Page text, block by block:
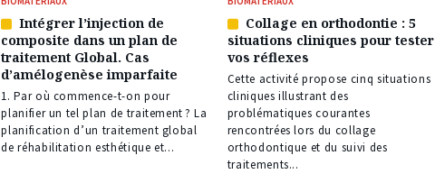
Article
réservé
à
nos
abonnés
Intégrer l’injection de
composite dans un plan de
traitement Global. Cas
d’amélogenèse imparfaite
1. Par où commence-t-on pour
planifier un tel plan de traitement ? La
planification d’un traitement global
de réhabilitation esthétique et...
Article
réservé
à
nos
abonnés
Collage en orthodontie : 5
situations cliniques pour tester
vos réflexes
Cette activité propose cinq situations
cliniques illustrant des
problématiques courantes
rencontrées lors du collage
orthodontique et du suivi des
traitements...